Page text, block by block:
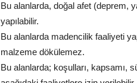
Bu alanlarda, doğal afet (deprem,
yapılabilir.
Bu alanlarda madencilik faaliyeti
malzeme dökülemez.
Bu alanlarda; koşulları, kapsamı,